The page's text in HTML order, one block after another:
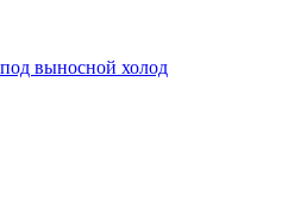
выносной холод